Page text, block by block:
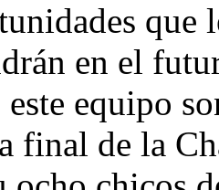
que
en el
este equipo
final de la